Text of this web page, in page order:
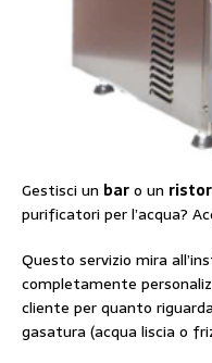
Gestisci un baro un
purificatori per l’acqua?
Questo servizio mira
completamente
cliente per quanto
gasatura (acqua liscia o